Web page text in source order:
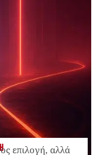
επιλογή, αλλά